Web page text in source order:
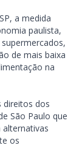
a medida
paulista,
de mais baixa
na
direitos dos
São Paulo que
os